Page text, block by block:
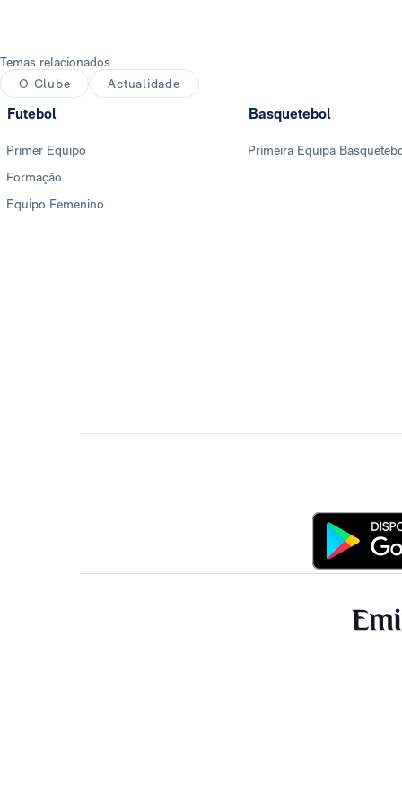
Temas relacionados
O Clube
Actualidade
Futebol
Primer Equipo
Formação
Equipo Femenino
Basquetebol
Primeira Equipa